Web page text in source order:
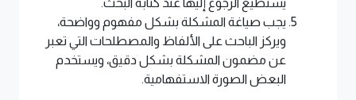
يستطيع الرجوع إليها عند كتابة البحث.
يجب صياغة المشكلة بشكل مفهوم وواضحة،
ويركز الباحث على الألفاظ والمصطلحات التي تعبر
عن مضمون المشكلة بشكل دقيق، ويستخدم
البعض الصورة الاستفهامية.